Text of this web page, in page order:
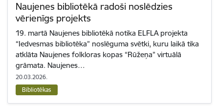
Naujenes bibliotēkā radoši noslēdzies
vērienīgs projekts
19. martā Naujenes bibliotēkā notika ELFLA projekta
“Iedvesmas bibliotēka” noslēguma svētki, kuru laikā tika
atklāta Naujenes folkloras kopas “Rūžeņa” virtuālā
grāmata. Naujenes…
20.03.2026.
Bibliotēkas